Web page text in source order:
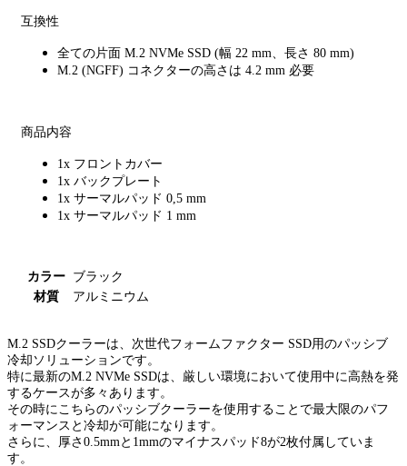
互換性
全ての片面 M.2 NVMe SSD (幅 22 mm、長さ 80 mm)
M.2 (NGFF) コネクターの高さは 4.2 mm 必要
商品内容
1x フロントカバー
1x バックプレート
1x サーマルパッド 0,5 mm
1x サーマルパッド 1 mm
カラー ブラック
材質
アルミニウム
M.2 SSDクーラーは、次世代フォームファクター SSD用のパッシブ
冷却ソリューションです。
特に最新のM.2 NVMe SSDは、厳しい環境において使用中に高熱を発
するケースが多々あります。
その時にこちらのパッシブクーラーを使用することで最大限のパフ
ォーマンスと冷却が可能になります。
さらに、厚さ0.5mmと1mmのマイナスパッド8が2枚付属していま
す。